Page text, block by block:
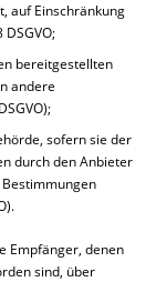
auf Einschränkung
bereitgestellten
andere
sofern sie der
durch den Anbieter
Empfänger, denen
sind, über